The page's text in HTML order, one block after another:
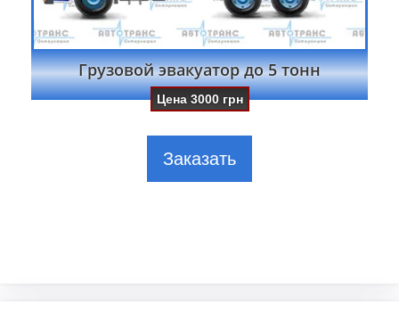
Грузовой эвакуатор до 5 тонн
Цена3000 грн
Заказать